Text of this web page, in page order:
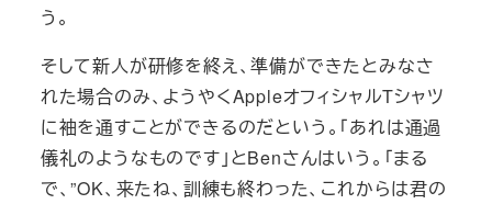
う。
そして新人が研修を終え、準備ができたとみなさ
れた場合のみ、ようやくAppleオフィシャルTシャツ
に袖を通すことができるのだという。「あれは通過
儀礼のようなものです」とBenさんはいう。「まる
で、”OK、来たね、訓練も終わった、これからは君の